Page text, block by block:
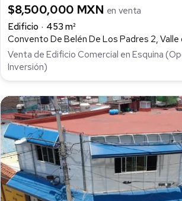
$8,500,000 MXN en venta
Edificio
453 m²
Venta de Edificio Comercial en Esquina
Inversión)